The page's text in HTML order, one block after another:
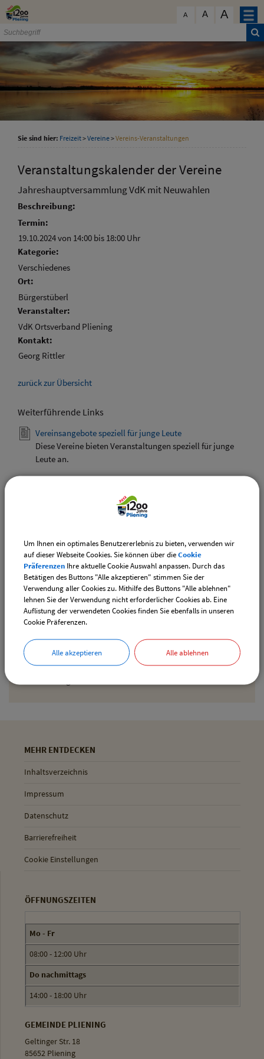
Zum Inhalt
A A A
Gemeinde Pliening
Geltinger Str. 18
Sie sind hier: Freizeit>Vereine>Vereins-Veranstaltungen
Veranstaltungskalender der Vereine
Jahreshauptversammlung VdK mit Neuwahlen
Beschreibung:
Termin:
19.10.2024 von 14:00 bis 18:00 Uhr
Kategorie:
Verschiedenes
Ort:
Bürgerstüberl
Veranstalter:
VdK Ortsverband Pliening
Kontakt:
Georg Rittler
zurück zur Übersicht
Weiterführende Links
Vereinsangebote speziell für junge Leute
Diese Vereine bieten Veranstaltungen speziell für junge
Leute an.
Den gewählten Termin als VCS-Kalenderdatei
Den gewählten Termin als iCal-Kalenderdatei
downloaden
Drucken
MEHR ENTDECKEN
Inhaltsverzeichnis
Impressum
Datenschutz
Barrierefreiheit
Cookie Einstellungen
ÖFFNUNGSZEITEN
Mo - Fr
08:00 - 12:00 Uhr
Do nachmittags
14:00 - 18:00 Uhr
GEMEINDE PLIENING
Geltinger Str. 18
85652 Pliening
Um Ihnen ein optimales Benutzererlebnis zu bieten, verwenden wir
auf dieser Webseite Cookies. Sie können über dieCookie
Präferenzen Ihre aktuelle Cookie Auswahl anpassen. Durch das
Betätigen des Buttons "Alle akzeptieren" stimmen Sie der
Verwendung aller Cookies zu. Mithilfe des Buttons "Alle ablehnen"
lehnen Sie der Verwendung nicht erforderlicher Cookies ab. Eine
Auflistung der verwendeten Cookies finden Sie ebenfalls in unseren
Cookie Präferenzen.
Alle akzeptieren Alle ablehnen
schließen